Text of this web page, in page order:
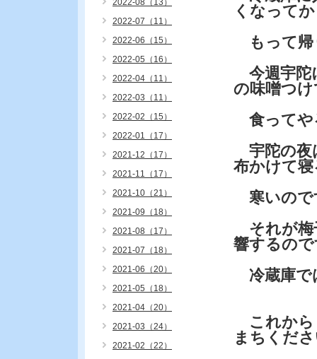
くなって
もって帰
今週宇陀
の味噌つ
食ってや
宇陀の夜
布かけて
寒いので
それが梅
響するの
冷蔵庫で
これから
まちくだ
2022-08（13）
2022-07（11）
2022-06（15）
2022-05（16）
2022-04（11）
2022-03（11）
2022-02（15）
2022-01（17）
2021-12（17）
2021-11（17）
2021-10（21）
2021-09（18）
2021-08（17）
2021-07（18）
2021-06（20）
2021-05（18）
2021-04（20）
2021-03（24）
2021-02（22）